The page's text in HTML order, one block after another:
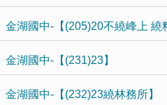
金湖國中-【(205)20不繞峰上 繞
金湖國中-【(231)23】
金湖國中-【(232)23繞林務所】